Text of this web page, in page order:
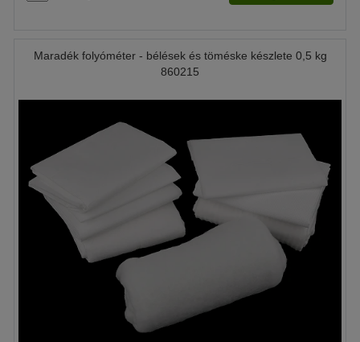
Maradék folyóméter - bélések és töméske készlete 0,5 kg
860215